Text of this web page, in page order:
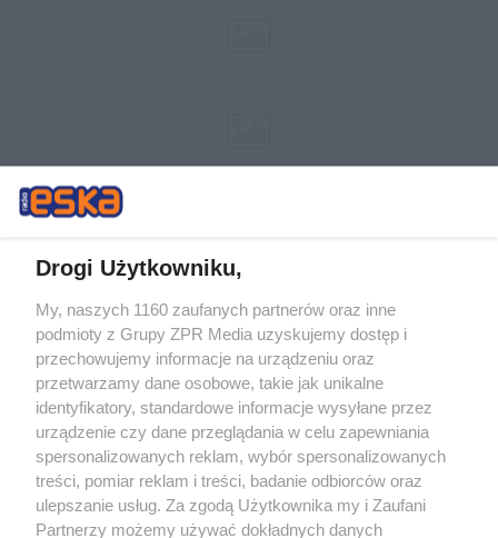
Żaden utwór zamieszczony w serwisie nie może być powielany i
rozpowszechniany lub dalej rozpowszechniany w jakikolwiek sposób (w
tym także elektroniczny lub mechaniczny) na jakimkolwiek polu
eksploatacji w jakiejkolwiek formie, włącznie z umieszczaniem w
Internecie bez pisemnej zgody właściciela praw. Jakiekolwiek użycie lub
wykorzystanie utworów w całości lub w części z naruszeniem prawa,
tzn. bez właściwej zgody, jest zabronione pod groźbą kary i może być
ścigane prawnie.
Drogi Użytkowniku,
My, naszych 1160 zaufanych partnerów oraz inne
podmioty z Grupy ZPR Media uzyskujemy dostęp i
przechowujemy informacje na urządzeniu oraz
przetwarzamy dane osobowe, takie jak unikalne
identyfikatory, standardowe informacje wysyłane przez
urządzenie czy dane przeglądania w celu zapewniania
spersonalizowanych reklam, wybór spersonalizowanych
treści, pomiar reklam i treści, badanie odbiorców oraz
ulepszanie usług. Za zgodą Użytkownika my i Zaufani
Partnerzy możemy używać dokładnych danych